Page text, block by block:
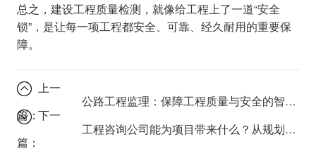
总之，建设工程质量检测，就像给工程上了一道“安全
锁”，是让每一项工程都安全、可靠、经久耐用的重要保
障。
上一
篇：
公路工程监理：保障工程质量与安全的智慧之道
下一
篇：
工程咨询公司能为项目带来什么？从规划到落地的专业支持